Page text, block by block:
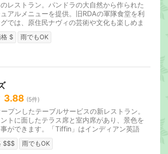
レストラン。パンドラの大自然から作られた
アルメニューを提供。旧RDAの軍隊食堂を利
では、原住民ナヴィの芸術や文化も楽しめま
日オープン。
格 $ 雨でもOK
3.88 (5件)
プンしたテーブルサービスの新レストラン。
トに面したテラス席と室内席があり、景色を
ができます。「Tiffin」はインディアン英語
行中に食べ物を...
$$$ 雨でもOK